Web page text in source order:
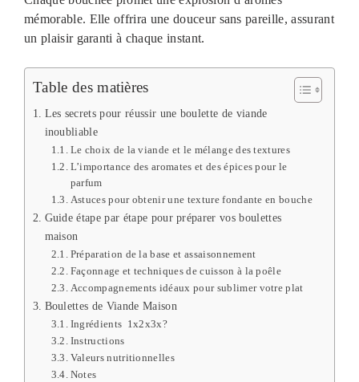
mémorable. Elle offrira une douceur sans pareille, assurant
un plaisir garanti à chaque instant.
Table des matières
Les secrets pour réussir une boulette de viande
inoubliable
Le choix de la viande et le mélange des textures
L’importance des aromates et des épices pour le
parfum
Astuces pour obtenir une texture fondante en bouche
Guide étape par étape pour préparer vos boulettes
maison
Préparation de la base et assaisonnement
Façonnage et techniques de cuisson à la poêle
Accompagnements idéaux pour sublimer votre plat
Boulettes de Viande Maison
Ingrédients 1x2x3x?
Instructions
Valeurs nutritionnelles
Notes